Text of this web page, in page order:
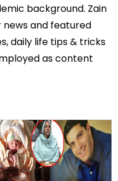
background. Zain
and featured
daily life tips & tricks
as content